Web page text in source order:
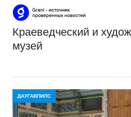
краеведческий и художественный
музей
ДАУГАВПИЛС